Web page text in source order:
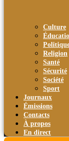
Culture
Religion
Santé
Sécurité
Société
Sport
Journaux
Émissions
Contacts
À propos
En direct